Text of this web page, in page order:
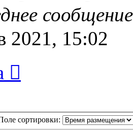
2021, 15:02
сортировки: